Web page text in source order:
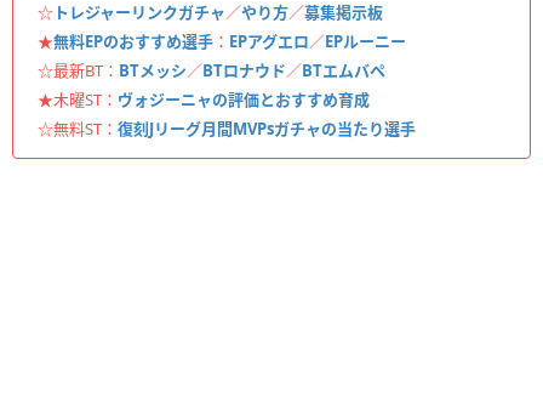
☆ トレジャーリンクガチャ／やり方／募集掲示板
★無料EPのおすすめ選手 ： EPアグエロ／EPルーニー
☆最新BT： BTメッシ／BTロナウド／BTエムバペ
★木曜ST： ヴォジーニャの評価とおすすめ育成
☆無料ST： 復刻Jリーグ月間MVPsガチャの当たり選手